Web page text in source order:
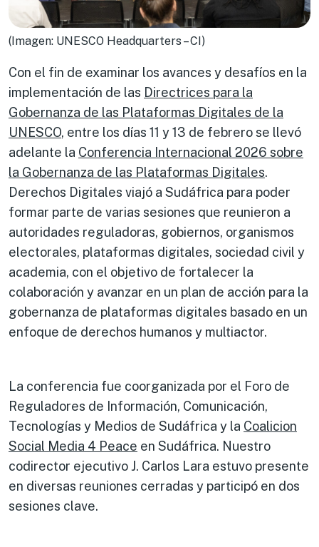
(Imagen: UNESCO Headquarters – CI)
Con el fin de examinar los avances y desafíos en la
implementación de las Directrices para la
Gobernanza de las Plataformas Digitales de la
UNESCO, entre los días 11 y 13 de febrero se llevó
adelante la Conferencia Internacional 2026 sobre
la Gobernanza de las Plataformas Digitales.
Derechos Digitales viajó a Sudáfrica para poder
formar parte de varias sesiones que reunieron a
autoridades reguladoras, gobiernos, organismos
electorales, plataformas digitales, sociedad civil y
academia, con el objetivo de fortalecer la
colaboración y avanzar en un plan de acción para la
gobernanza de plataformas digitales basado en un
enfoque de derechos humanos y multiactor.
La conferencia fue coorganizada por el Foro de
Reguladores de Información, Comunicación,
Tecnologías y Medios de Sudáfrica y la Coalicion
Social Media 4 Peace en Sudáfrica. Nuestro
codirector ejecutivo J. Carlos Lara estuvo presente
en diversas reuniones cerradas y participó en dos
sesiones clave.